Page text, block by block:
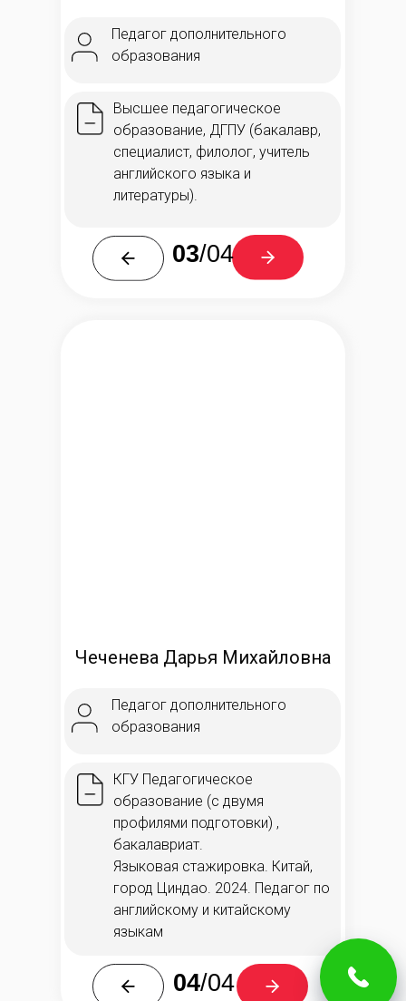
Высшее педагогическое
образование, ДГПУ (бакалавр,
специалист, филолог, учитель
английского языка и
литературы).
Педагог дополнительного
образования
03/04
Чеченева Дарья Михайловна
КГУ Педагогическое
образование (с двумя
профилями подготовки) ,
бакалавриат.
Языковая стажировка. Китай,
город Циндао. 2024. Педагог по
английскому и китайскому
языкам
Педагог дополнительного
образования
04/04